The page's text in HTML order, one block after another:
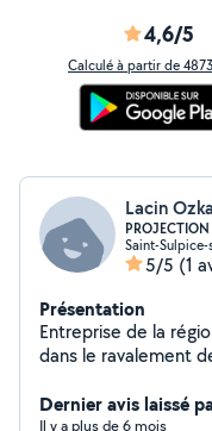
4,6/5
Calculé à partir de
Lacin
PROJECTION
Saint-
5/5 (1
Présentation
Entreprise de la
dans le ravalement
Dernier avis laissé
Il y a plus de 6 mois